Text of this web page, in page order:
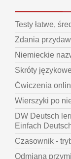
Testy łatwe,
Zdania
Niemieckie
Skróty
Ćwiczenia
Wierszyki po
DW Deutsch
Einfach
Czasownik -
Odmiana